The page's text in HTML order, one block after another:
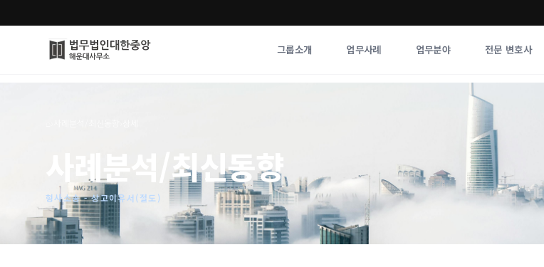
그룹소개 업무사례 업무분야 전문 변호사
사례분석/최신동향
법률정보
법률지식인
고객후기
사례분석/최신동향
형사소송 - 상고이유서(절도)